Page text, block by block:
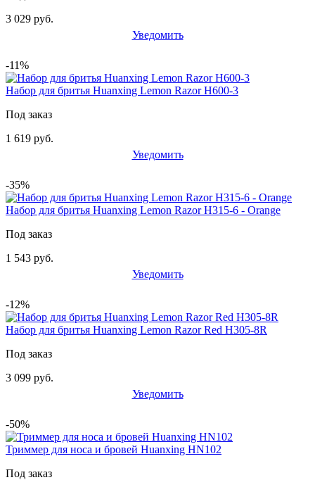
3 029 руб.
Уведомить
-11%
Набор для бритья Huanxing Lemon Razor H600-3
Под заказ
1 619 руб.
Уведомить
-35%
Набор для бритья Huanxing Lemon Razor H315-6 - Orange
Под заказ
1 543 руб.
Уведомить
-12%
Набор для бритья Huanxing Lemon Razor Red H305-8R
Под заказ
3 099 руб.
Уведомить
-50%
Триммер для носа и бровей Huanxing HN102
Под заказ